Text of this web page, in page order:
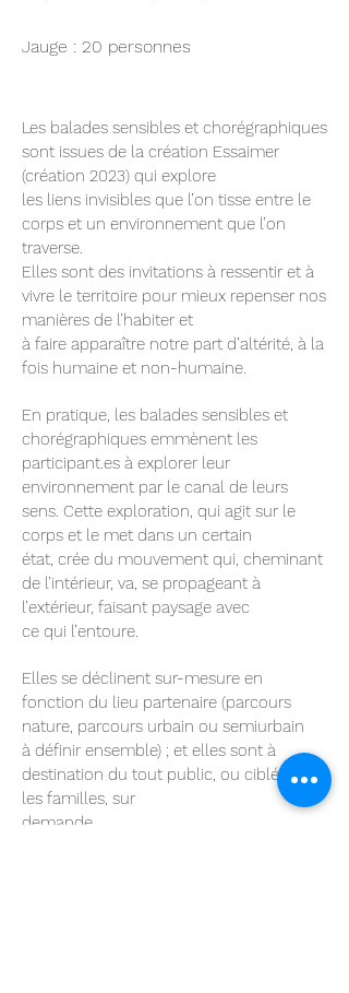
Jauge : 20 personnes
Les balades sensibles et chorégraphiques
sont issues de la création Essaimer
(création 2023) qui explore
les liens invisibles que l’on tisse entre le
corps et un environnement que l’on
traverse.
Elles sont des invitations à ressentir et à
vivre le territoire pour mieux repenser nos
manières de l’habiter et
à faire apparaître notre part d’altérité, à la
fois humaine et non-humaine.
En pratique, les balades sensibles et
chorégraphiques emmènent les
participant.es à explorer leur
environnement par le canal de leurs
sens. Cette exploration, qui agit sur le
corps et le met dans un certain
état, crée du mouvement qui, cheminant
de l’intérieur, va, se propageant à
l’extérieur, faisant paysage avec
ce qui l’entoure.
Elles se déclinent sur-mesure en
fonction du lieu partenaire (parcours
nature, parcours urbain ou semiurbain
à définir ensemble) ; et elles sont à
destination du tout public, ou ciblés pour
les familles, sur
demande.